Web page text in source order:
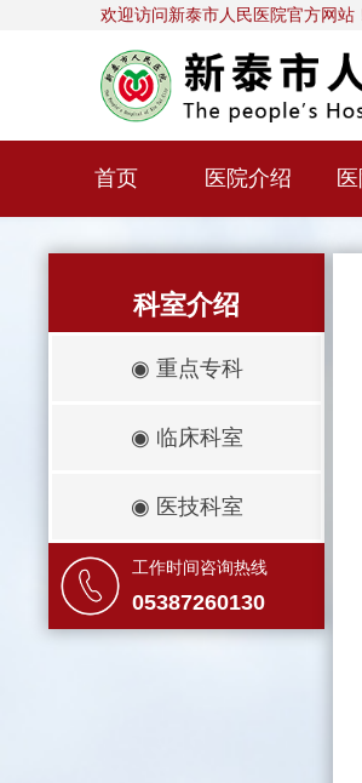
欢迎访问新泰市人民医院官方网站
首页 医院介绍
科室介绍
◉ 重点专科
◉ 临床科室
◉ 医技科室
工作时间咨询热线
05387260130